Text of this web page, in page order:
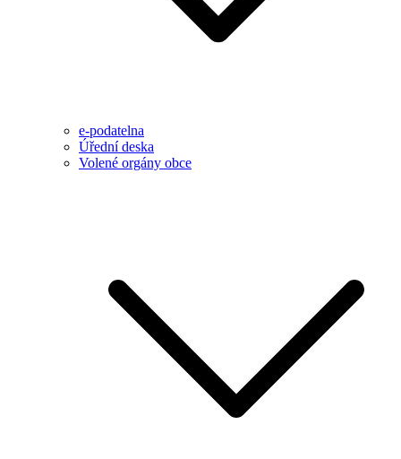
e-podatelna
Úřední deska
Volené orgány obce